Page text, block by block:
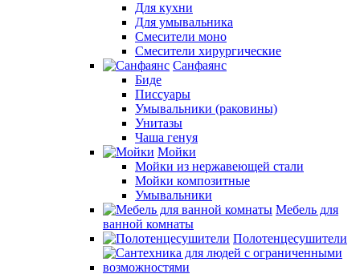
Для кухни
Для умывальника
Смесители моно
Смесители хирургические
Санфаянс
Биде
Писсуары
Умывальники (раковины)
Унитазы
Чаша генуя
Мойки
Мойки из нержавеющей стали
Мойки композитные
Умывальники
Мебель для
ванной комнаты
Полотенцесушители